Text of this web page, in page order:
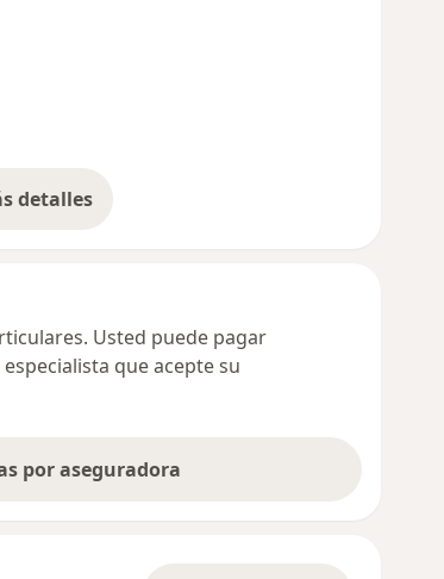
detalles
la dirección
Usted puede pagar
que acepte su
por aseguradora